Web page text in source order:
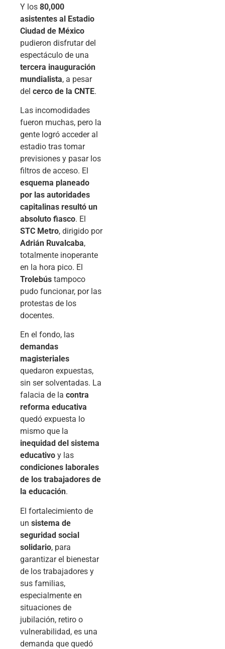
Y los 80,000
asistentes al Estadio
Ciudad de México
pudieron disfrutar del
espectáculo de una
tercera inauguración
mundialista, a pesar
del cerco de la CNTE.
Las incomodidades
fueron muchas, pero la
gente logró acceder al
estadio tras tomar
previsiones y pasar los
filtros de acceso. El
esquema planeado
por las autoridades
capitalinas resultó un
absoluto fiasco. El
STC Metro, dirigido por
Adrián Ruvalcaba,
totalmente inoperante
en la hora pico. El
Trolebús tampoco
pudo funcionar, por las
protestas de los
docentes.
En el fondo, las
demandas
magisteriales
quedaron expuestas,
sin ser solventadas. La
falacia de la contra
reforma educativa
quedó expuesta lo
mismo que la
inequidad del sistema
educativo y las
condiciones laborales
de los trabajadores de
la educación.
El fortalecimiento de
un sistema de
seguridad social
solidario, para
garantizar el bienestar
de los trabajadores y
sus familias,
especialmente en
situaciones de
jubilación, retiro o
vulnerabilidad, es una
demanda que quedó